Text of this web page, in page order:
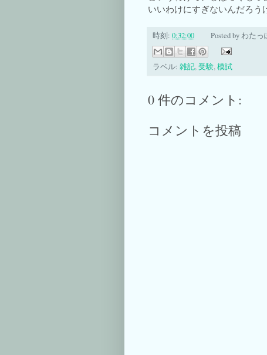
いいわけにすぎないんだろう
時刻: 0:32:00 Posted byわたっ
ラベル: 雑記,受験,模試
0 件のコメント:
コメントを投稿